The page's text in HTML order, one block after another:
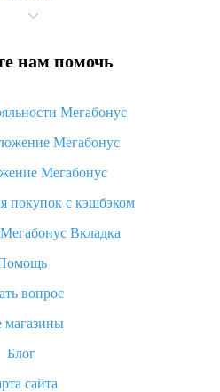
закрыт» на Алиэкспресс и что
просит ввести паспортные
посылка с Алиэкспресс
когда вернут деньги?
как их получить и
что это за метод доставки и
отслеживать
на Алиэкспресс
товар с Алиэкспресс
денег
нам помочь
Мегабонус
Мегабонус
Мегабонус
покупок с кэшбэком
Вкладка
вопрос
магазины
Блог
сайта